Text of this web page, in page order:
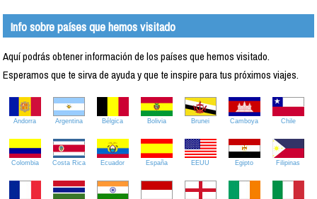
Info sobre países que hemos visitado
Aquí podrás obtener información de los países que hemos visitado.
Esperamos que te sirva de ayuda y que te inspire para tus próximos viajes.
Andorra Argentina Bélgica Bolivia Brunei Camboya Chile
Colombia Costa Rica Ecuador España EEUU Egipto Filipinas